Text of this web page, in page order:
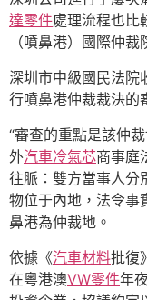
達零件處理流程也比
（噴鼻港）國際仲
深圳市中級國民法院
行噴鼻港仲裁裁決的
“審查的重點是該仲
外汽車冷氣芯商事庭
往脈：雙方當事人分
物位于內地，法令事
鼻港為仲裁地。
依據《汽車材料批復
在粵港澳VW零件年